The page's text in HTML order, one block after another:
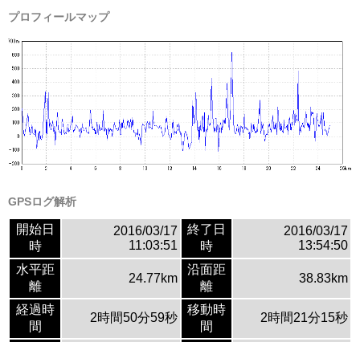
プロフィールマップ
GPSログ解析
開始日
時
2016/03/17
11:03:51
終了日
時
2016/03/17
13:54:50
水平距
離
24.77km
沿面距
離
38.83km
経過時
間
2時間50分59秒
移動時
間
2時間21分15秒